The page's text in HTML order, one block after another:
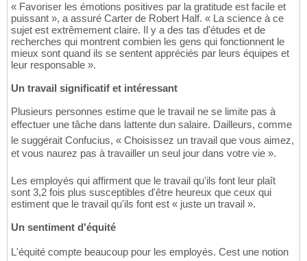
« Favoriser les émotions positives par la gratitude est facile et
puissant », a assuré Carter de Robert Half. « La science à ce
sujet est extrêmement claire. Il y a des tas d'études et de
recherches qui montrent combien les gens qui fonctionnent le
mieux sont quand ils se sentent appréciés par leurs équipes et
leur responsable ».
Un travail significatif et intéressant
Plusieurs personnes estime que le travail ne se limite pas à
effectuer une tâche dans lattente dun salaire. Dailleurs, comme
le suggérait Confucius, « Choisissez un travail que vous aimez,
et vous naurez pas à travailler un seul jour dans votre vie ».
Les employés qui affirment que le travail qu'ils font leur plaît
sont 3,2 fois plus susceptibles d'être heureux que ceux qui
estiment que le travail qu'ils font est « juste un travail ».
Un sentiment d'équité
L'équité compte beaucoup pour les employés. Cest une notion